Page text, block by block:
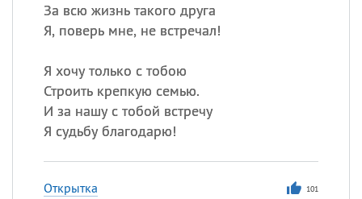
За всю жизнь такого друга
Я, поверь мне, не встречал!
Я хочу только с тобою
Строить крепкую семью.
И за нашу с тобой встречу
Я судьбу благодарю!
Открытка 101